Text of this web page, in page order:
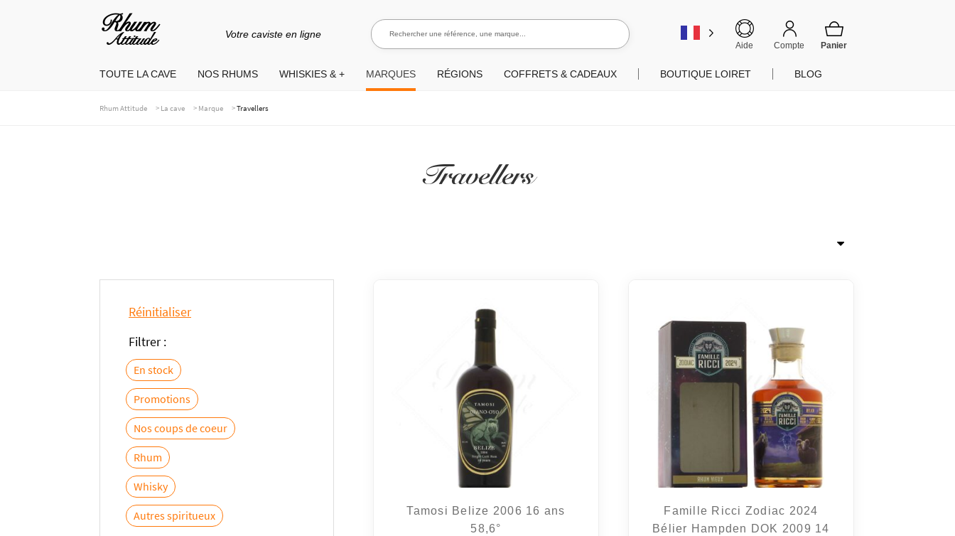
Aller
la
Aller
contenu
Votre caviste en ligne
Aide Compte
Rechercher une référence, une marque...
Rechercher
TOUTE LA CAVE NOS RHUMS WHISKIES & + MARQUES RÉGIONS COFFRETS & CADEAUX BOUTIQUE LOIRET BLOG
Rhum Attitude > La cave > Marque >Travellers
Travellers
Réinitialiser
Filtrer :
En stock
Promotions
Nos coups de coeur
Rhum
Whisky
Autres spiritueux
Tamosi Belize 2006 16 ans
58,6°
Famille Ricci Zodiac 2024
Bélier Hampden DOK 2009 14